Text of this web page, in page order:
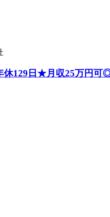
休129日★月収25万円